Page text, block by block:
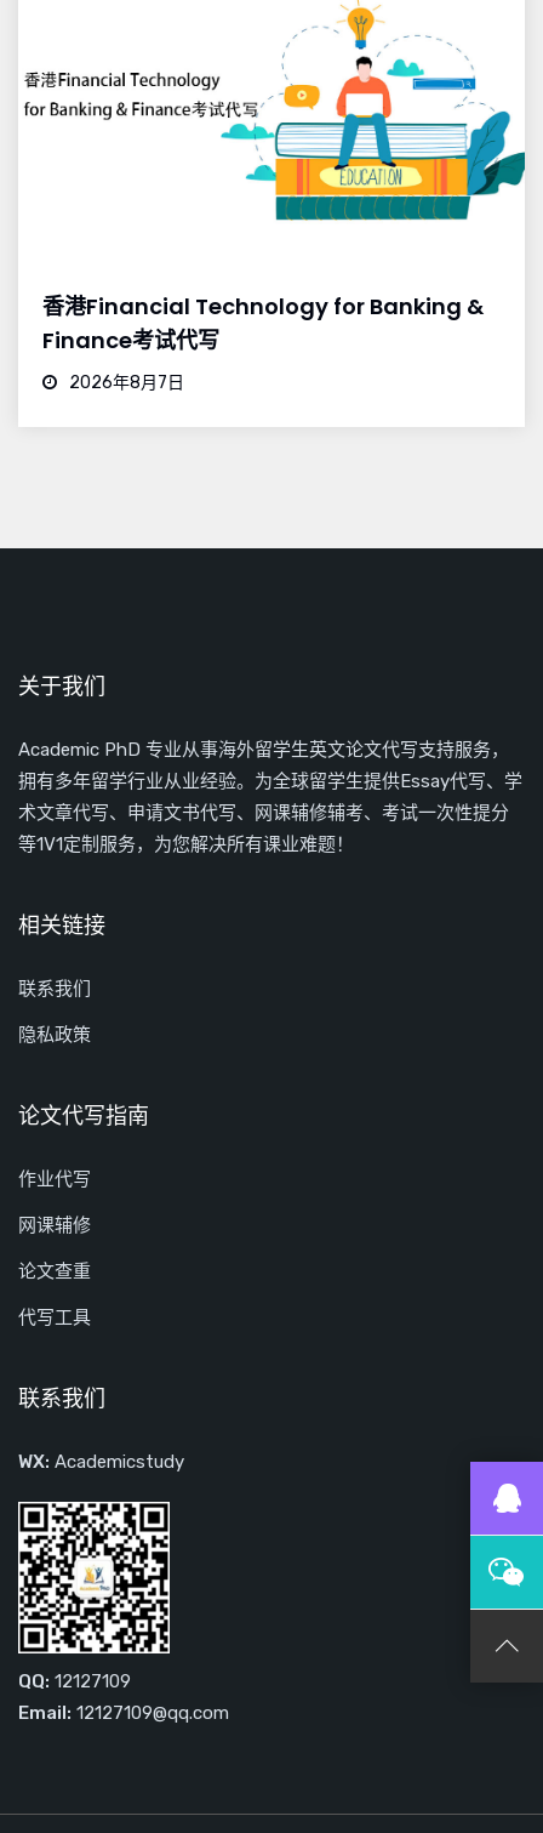
香港Financial Technology for Banking &
Finance考试代写
2026年8月7日
关于我们
Academic PhD 专业从事海外留学生英文论文代写支持服务，
拥有多年留学行业从业经验。为全球留学生提供Essay代写、学
术文章代写、申请文书代写、网课辅修辅考、考试一次性提分
等1V1定制服务，为您解决所有课业难题！
相关链接
联系我们
隐私政策
论文代写指南
作业代写
网课辅修
论文查重
代写工具
联系我们
WX: Academicstudy
QQ: 12127109
Email: 12127109@qq.com